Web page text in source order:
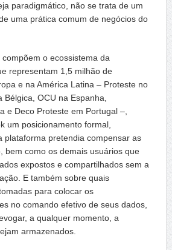
paradigmático, não se trata de um
uma prática comum de negócios do
o ecossistema da
representam 1,5 milhão de
e na América Latina – Proteste no
Bélgica, OCU na Espanha,
e Deco Proteste em Portugal –,
um posicionamento formal,
plataforma pretendia compensar as
bem como os demais usuários que
expostos e compartilhados sem a
E também sobre quais
para colocar os
no comando efetivo de seus dados,
a qualquer momento, a
armazenados.